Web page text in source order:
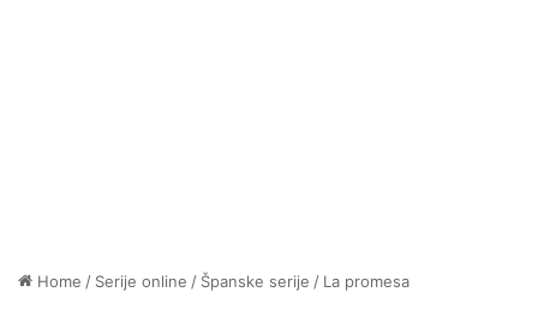
Home / Serije online / Španske serije / La promesa